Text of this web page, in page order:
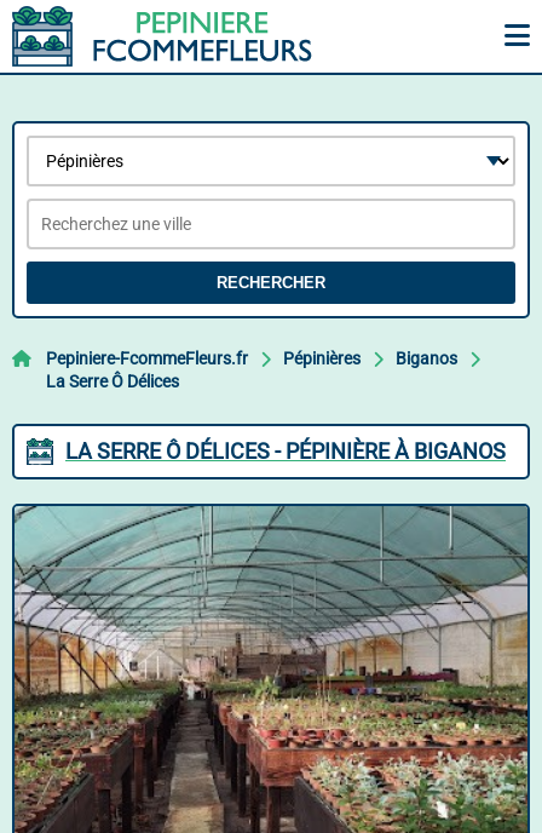
RECHERCHER
Pepiniere-FcommeFleurs.fr Pépinières
Biganos
La Serre Ô Délices
LA SERRE Ô DÉLICES - PÉPINIÈRE À BIGANOS